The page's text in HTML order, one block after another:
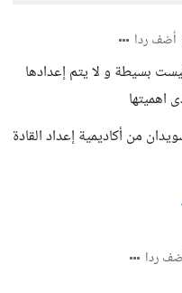
أضف ردا
بسيطة و لا يتم إعدادها
اهميتها
من أكاديمية إعداد القادة
ردا